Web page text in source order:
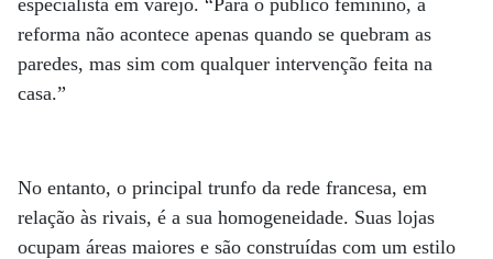
reforma não acontece apenas quando se quebram as
paredes, mas sim com qualquer intervenção feita na
casa.”
No entanto, o principal trunfo da rede francesa, em
relação às rivais, é a sua homogeneidade. Suas lojas
ocupam áreas maiores e são construídas com um estilo